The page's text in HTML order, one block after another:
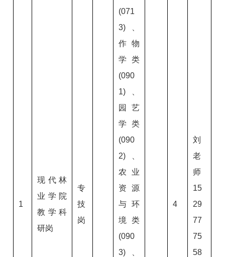
1
现代林
业学院
教学科
研岗
专
技
岗
(071
3)、
作物
学类
(090
1)、
园艺
学类
(090
2)、
农业
资源
与环
境类
(090
3)、
4
刘
老
师
15
29
77
75
58